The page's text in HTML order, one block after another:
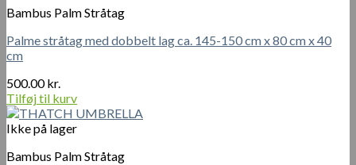
Bambus Palm Stråtag
Palme stråtag med dobbelt lag ca. 145-150 cm x 80 cm x 40
cm
500.00kr.
Tilføj til kurv
Ikke på lager
Bambus Palm Stråtag